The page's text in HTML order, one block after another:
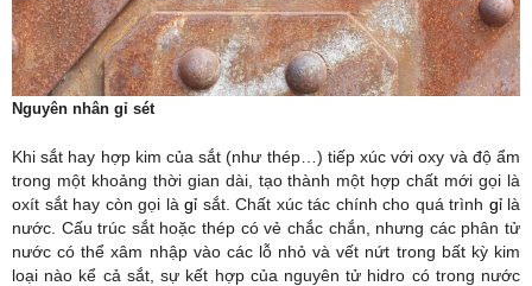
Nguyên nhân gỉ sét
Khi sắt hay hợp kim của sắt (như thép…) tiếp xúc với oxy và độ ẩm
trong một khoảng thời gian dài, tạo thành một hợp chất mới gọi là
oxít sắt hay còn gọi là ​g​ỉ sắt. Chất xúc tác chính cho quá trình ​g​ỉ là
nước. Cấu trúc sắt hoặc thép có vẻ chắc chắn, nhưng các phân tử
nước có thể xâm nhập vào các lỗ nhỏ và vết nứt trong bất kỳ kim
loại nào kể cả sắt, sự kết hợp của nguyên tử hidro có trong nước